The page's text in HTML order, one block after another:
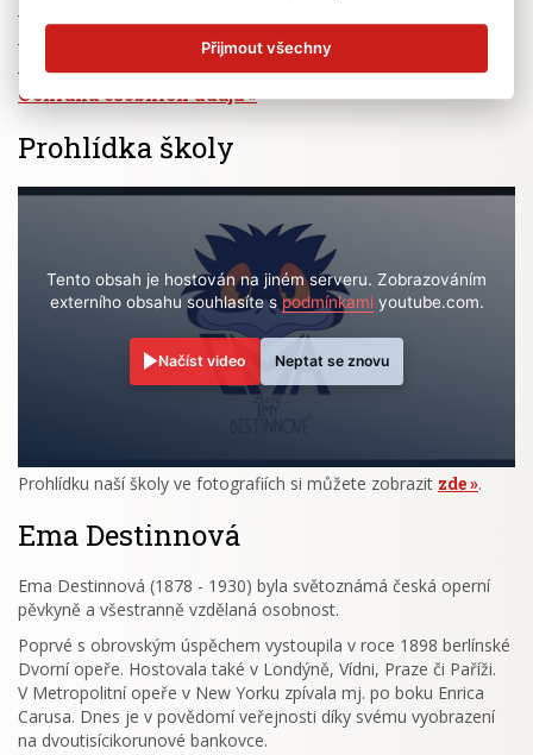
Volná pracovní místa
Zřizovatel školy (MČ Praha 6)
Ochrana osobních údajů
Prohlídka školy
Tento obsah je hostován na jiném serveru. Zobrazováním
externího obsahu souhlasíte spodmínkamiyoutube.com.
Načíst video Neptat se znovu
Prohlídku naší školy ve fotografiích si můžete zobrazit zde .
Ema Destinnová
Ema Destinnová (1878 - 1930) byla světoznámá česká operní
pěvkyně a všestranně vzdělaná osobnost.
Poprvé s obrovským úspěchem vystoupila v roce 1898 berlínské
Dvorní opeře. Hostovala také v Londýně, Vídni, Praze či Paříži.
V Metropolitní opeře v New Yorku zpívala mj. po boku Enrica
Carusa. Dnes je v povědomí veřejnosti díky svému vyobrazení
na dvoutisícikorunové bankovce.
Přijmout všechny